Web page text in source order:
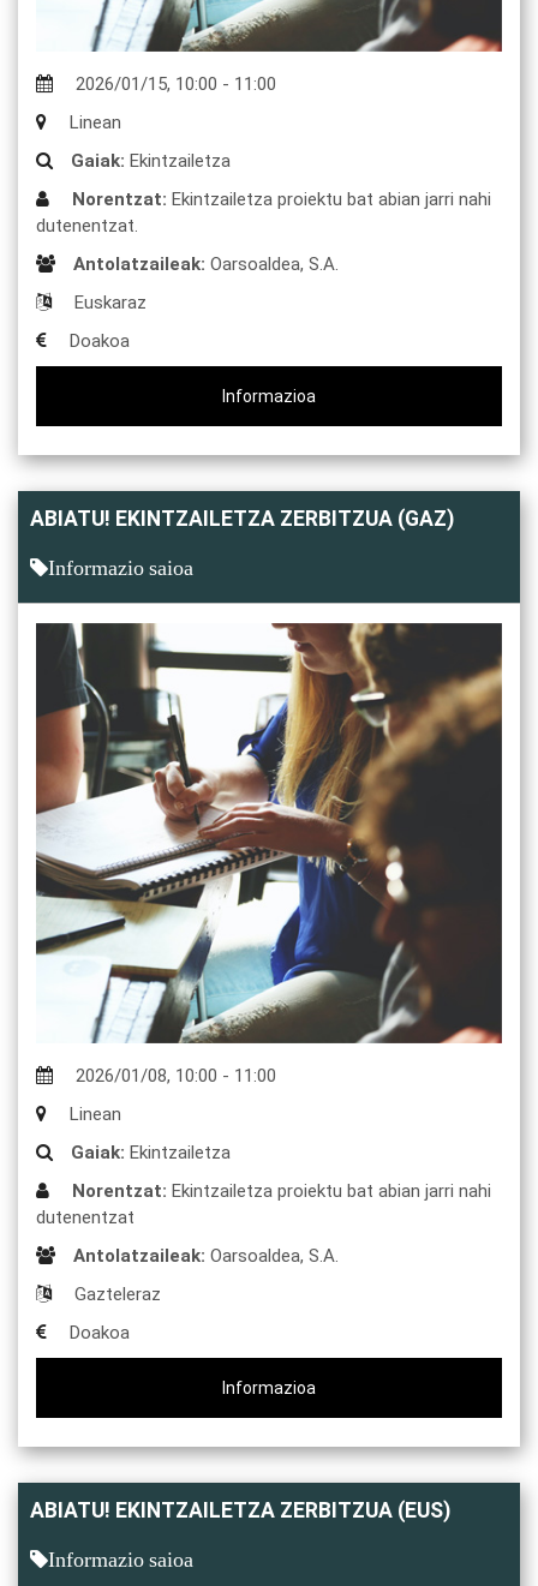
2026/01/15, 10:00 - 11:00
Linean
Gaiak: Ekintzailetza
Norentzat: Ekintzailetza proiektu bat abian jarri nahi
dutenentzat.
Antolatzaileak: Oarsoaldea, S.A.
Euskaraz
Doakoa
Informazioa
ABIATU! EKINTZAILETZA ZERBITZUA (GAZ)
Informazio saioa
2026/01/08, 10:00 - 11:00
Linean
Gaiak: Ekintzailetza
Norentzat: Ekintzailetza proiektu bat abian jarri nahi
dutenentzat
Antolatzaileak: Oarsoaldea, S.A.
Gazteleraz
Doakoa
Informazioa
ABIATU! EKINTZAILETZA ZERBITZUA (EUS)
Informazio saioa